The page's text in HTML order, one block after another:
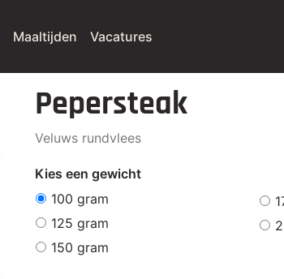
Maaltijden Vacatures
Pepersteak
Veluws rundvlees
Kies een gewicht
100 gram
125 gram
150 gram